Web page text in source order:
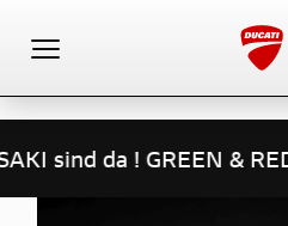
da ! GREEN &